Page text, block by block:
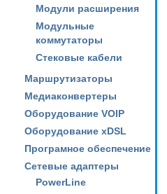
Модули расширения
Модульные
коммутаторы
Стековые кабели
Маршрутизаторы
Медиаконвертеры
Оборудование VOIP
Оборудование xDSL
Програмное обеспечение
Сетевые адаптеры
PowerLine